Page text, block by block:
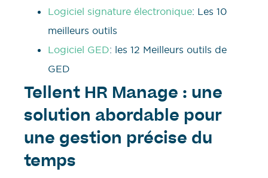
Logiciel signature électronique: Les 10
meilleurs outils
Logiciel GED: les 12 Meilleurs outils de
GED
Tellent HR Manage : une
solution abordable pour
une gestion précise du
temps